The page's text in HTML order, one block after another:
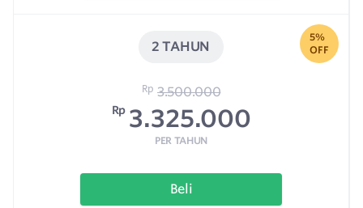
2 TAHUN
5%
OFF
Rp 3.500.000
Rp 3.325.000
PER TAHUN
Beli